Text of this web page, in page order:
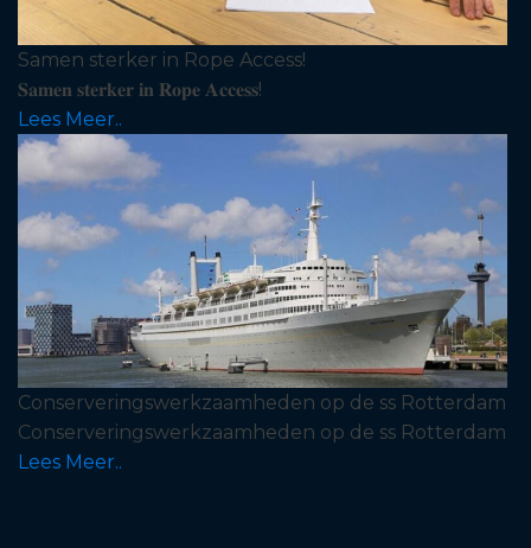
Samen sterker in Rope Access!
𝐒𝐚𝐦𝐞𝐧 𝐬𝐭𝐞𝐫𝐤𝐞𝐫 𝐢𝐧 𝐑𝐨𝐩𝐞 𝐀𝐜𝐜𝐞𝐬𝐬!
Lees Meer..
Conserveringswerkzaamheden op de ss Rotterdam
Conserveringswerkzaamheden op de ss Rotterdam
Lees Meer..